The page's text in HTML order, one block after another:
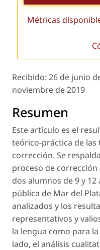
Métricas
Recibido: 26 de junio
noviembre de 2019
Resumen
Este artículo es el
teórico-práctica de las
corrección. Se
proceso de
dos alumnos de 9 y
pública de Mar del
analizados y los
representativos y
la lengua como para
lado, el análisis